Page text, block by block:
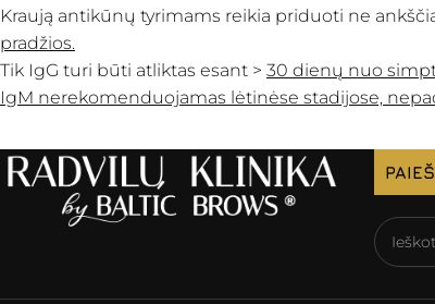
Kraują antikūnų tyrimams reikia priduoti ne
pradžios.
Tik IgG turi būti atliktas esant > 30 dienų nuo
IgM nerekomenduojamas lėtinėse stadijose,